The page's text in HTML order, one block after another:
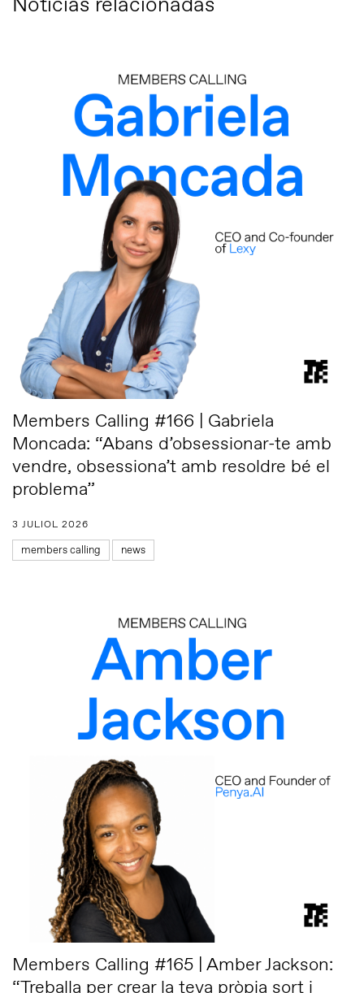
Members Calling #166 | Gabriela
Moncada: “Abans d’obsessionar-te amb
vendre, obsessiona’t amb resoldre bé el
problema”
3 JULIOL 2026
members calling news
Members Calling #165 | Amber Jackson:
“Treballa per crear la teva pròpia sort i